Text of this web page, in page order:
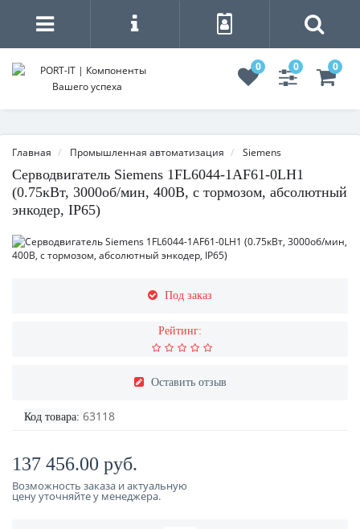
0 0 0
Главная Промышленная автоматизация Siemens
Серводвигатель Siemens 1FL6044-1AF61-0LH1
(0.75кВт, 3000об/мин, 400В, с тормозом, абсолютный
энкодер, IP65)
Под заказ
Рейтинг:
Оставить отзыв
Код товара: 63118
137 456.00 руб.
Возможность заказа и актуальную
цену уточняйте у менеджера.